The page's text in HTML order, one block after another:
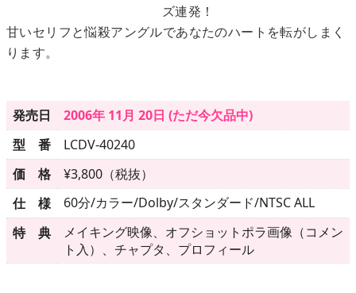
メニュー
▶新作
▶ 次回作
▶制作中
▶ 発売年月日
ズ連発！
甘いセリフと悩殺アングルであなたのハートを転がしまく
ります。
発売日
2006年 11月 20日 (ただ今欠品中)
型 番
LCDV-40240
価 格
¥3,800（税抜）
仕 様
60分/カラー/Dolby/スタンダード/NTSC ALL
特 典
メイキング映像、オフショットポラ画像（コメン
ト入）、チャプタ、プロフィール